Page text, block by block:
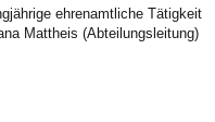
ehrenamtliche Tätigkeit
Mattheis (Abteilungsleitung)